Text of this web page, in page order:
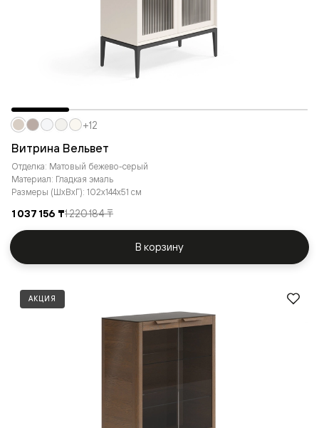
Витрина Вельвет
Отделка: Матовый бежево-серый
Материал: Гладкая эмаль
Размеры (ШxВxГ): 102x144x51 см
1 037 156 ₸1 220 184 ₸
+12
В корзину
АКЦИЯ